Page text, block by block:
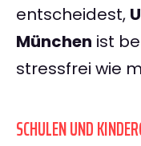
entscheidest,
München ist
stressfrei wie
SCHULEN UND